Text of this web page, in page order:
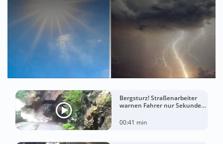
Bergsturz! Straßenarbeiter
warnen Fahrer nur Sekunden
00:41 min